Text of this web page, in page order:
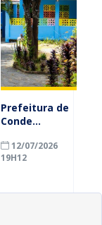
Prefeitura de
Conde
anexo da CREI
Flor de
12/07/2026
19H12